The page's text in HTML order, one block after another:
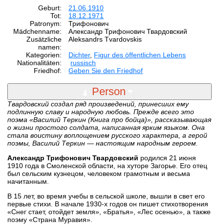
Geburt:
21.06.1910
Tot:
18.12.1971
Patronym:
Трифонович
Mädchenname:
Александр Трифонович Твардовский
Zusätzliche
namen:
Aleksandrs Tvardovskis
Kategorien:
Dichter, Figur des öffentlichen Lebens
Nationalitäten:
russisch
Friedhof:
Geben Sie den Friedhof
Person
Твардовский создал ряд произведений, принесших ему
подлинную славу и народную любовь. Прежде всего это
поэма «Василий Теркин (Книга про бойца)», рассказывающая
о жизни простого солдата, написанная ярким языком. Она
стала воистину воплощением русского характера, а герой
поэмы, Василий Теркин — настоящим народным героем.
Александр Трифонович Твардовский родился 21 июня
1910 года в Смоленской области, на хуторе Загорье. Его отец
был сельским кузнецом, человеком грамотным и весьма
начитанным.
В 15 лет, во время учебы в сельской школе, вышли в свет его
первые стихи. В начале 1930-х годов он пишет стихотворения
«Снег стает, отойдет земля», «Братья», «Лес осенью», а также
поэму «Страна Муравия».